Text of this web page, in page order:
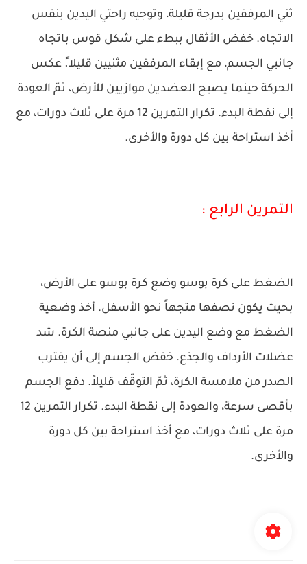
ثني المرفقين بدرجة قليلة، وتوجيه راحتي اليدين بنفس
الاتجاه. خفض الأثقال ببطء على شكل قوس باتجاه
جانبي الجسم، مع إبقاء المرفقين مثنيين قليلا.ً عكس
الحركة حينما يصبح العضدين موازيين للأرض، ثمّ العودة
إلى نقطة البدء. تكرار التمرين 12 مرة على ثلاث دورات، مع
أخذ استراحة بين كل دورة والأخرى.
التمرين الرابع :
الضغط على كرة بوسو وضع كرة بوسو على الأرض،
بحيث يكون نصفها متجهاً نحو الأسفل. أخذ وضعية
الضغط مع وضع اليدين على جانبي منصة الكرة. شد
عضلات الأرداف والجذع. خفض الجسم إلى أن يقترب
الصدر من ملامسة الكرة، ثمّ التوقّف قليلاً. دفع الجسم
بأقصى سرعة، والعودة إلى نقطة البدء. تكرار التمرين 12
مرة على ثلاث دورات، مع أخذ استراحة بين كل دورة
والأخرى.